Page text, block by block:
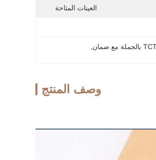
العينات المتاحة
وصف المنتج